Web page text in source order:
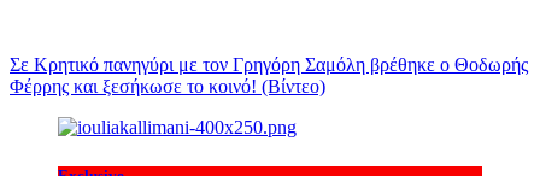
Σε Κρητικό πανηγύρι με τον Γρηγόρη Σαμόλη βρέθηκε ο Θοδωρής
Φέρρης και ξεσήκωσε το κοινό! (Βίντεο)